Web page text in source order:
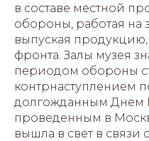
в составе местной
обороны, работая на
выпуская
фронта. Залы музея
периодом обороны
контрнаступлением
долгожданным Днем
проведенным в
вышла в свет в